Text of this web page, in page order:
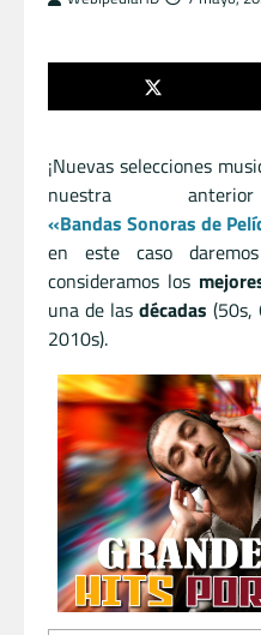
¡Nuevas selecciones
nuestra
«Bandas Sonoras de
en este caso
consideramos los
una de las décadas (50s,
2010s).